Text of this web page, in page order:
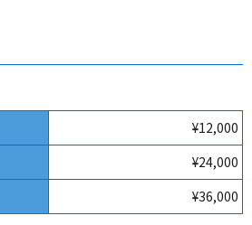
¥12,000
¥24,000
¥36,000